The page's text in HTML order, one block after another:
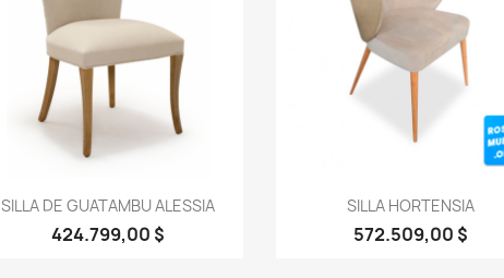
Vista rápida
SILLA DE GUATAMBU ALESSIA
424.799,00 $
 Vista rápida
SILLA HORTENSIA
572.509,00 $